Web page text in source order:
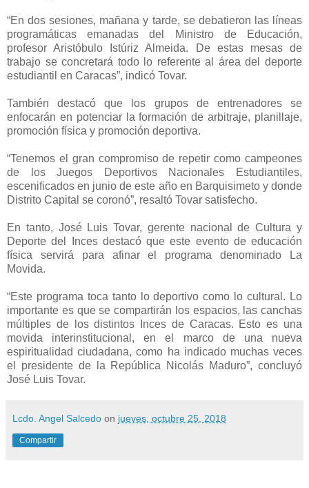
“En dos sesiones, mañana y tarde, se debatieron las líneas
programáticas emanadas del Ministro de Educación,
profesor Aristóbulo Istúriz Almeida. De estas mesas de
trabajo se concretará todo lo referente al área del deporte
estudiantil en Caracas”, indicó Tovar.
También destacó que los grupos de entrenadores se
enfocarán en potenciar la formación de arbitraje, planillaje,
promoción física y promoción deportiva.
“Tenemos el gran compromiso de repetir como campeones
de los Juegos Deportivos Nacionales Estudiantiles,
escenificados en junio de este año en Barquisimeto y donde
Distrito Capital se coronó”, resaltó Tovar satisfecho.
En tanto, José Luis Tovar, gerente nacional de Cultura y
Deporte del Inces destacó que este evento de educación
física servirá para afinar el programa denominado La
Movida.
“Este programa toca tanto lo deportivo como lo cultural. Lo
importante es que se compartirán los espacios, las canchas
múltiples de los distintos Inces de Caracas. Esto es una
movida interinstitucional, en el marco de una nueva
espiritualidad ciudadana, como ha indicado muchas veces
el presidente de la República Nicolás Maduro”, concluyó
José Luis Tovar.
Lcdo. Angel Salcedo on jueves, octubre 25, 2018
Compartir